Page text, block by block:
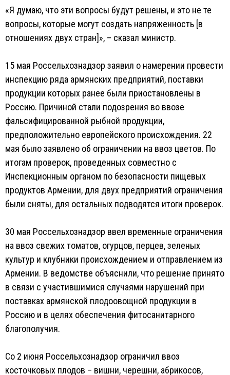
«Я думаю, что эти вопросы будут решены, и это не те
вопросы, которые могут создать напряженность [в
отношениях двух стран]», – сказал министр.
15 мая Россельхознадзор заявил о намерении провести
инспекцию ряда армянских предприятий, поставки
продукции которых ранее были приостановлены в
Россию. Причиной стали подозрения во ввозе
фальсифицированной рыбной продукции,
предположительно европейского происхождения. 22
мая было заявлено об ограничении на ввоз цветов. По
итогам проверок, проведенных совместно с
Инспекционным органом по безопасности пищевых
продуктов Армении, для двух предприятий ограничения
были сняты, для остальных подводятся итоги проверок.
30 мая Россельхознадзор ввел временные ограничения
на ввоз свежих томатов, огурцов, перцев, зеленых
культур и клубники происхождением и отправлением из
Армении. В ведомстве объяснили, что решение принято
в связи с участившимися случаями нарушений при
поставках армянской плодоовощной продукции в
Россию и в целях обеспечения фитосанитарного
благополучия.
Со 2 июня Россельхознадзор ограничил ввоз
косточковых плодов – вишни, черешни, абрикосов,